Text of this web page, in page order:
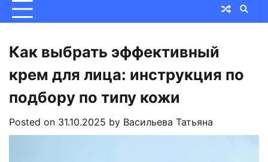
Как выбрать эффективный
крем для лица: инструкция по
подбору по типу кожи
Posted on 31.10.2025 by Васильева Татьяна